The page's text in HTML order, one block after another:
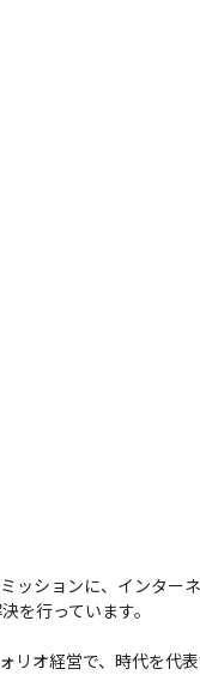
ションに、インター
を行っています。
オ経営で、時代を代